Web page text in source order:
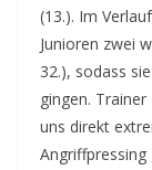
(13.). Im
Junioren zwei
32.), sodass
gingen.
uns direkt